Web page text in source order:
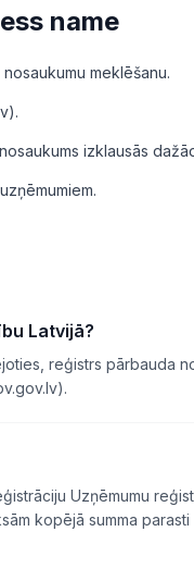
name
meklēšanu.
izklausās
Latvijā?
reģistrs pārbauda
Uzņēmumu
kopējā summa